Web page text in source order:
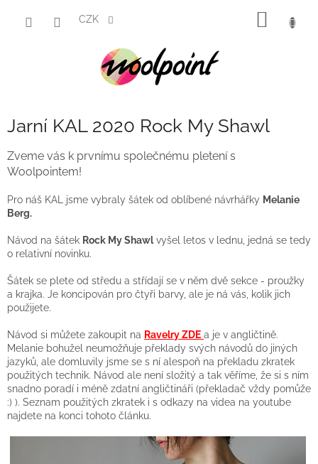
CZK
Jarní KAL 2020 Rock My Shawl
Zveme vás k prvnímu společnému pletení s
Woolpointem!
Pro náš KAL jsme vybraly šátek od oblíbené návrhářky Melanie
Berg.
Návod na šátek Rock My Shawlvyšel letos v lednu, jedná se tedy
o relativní novinku.
Šátek se plete od středu a střídají se v něm dvě sekce - proužky
a krajka. Je koncipován pro čtyři barvy, ale je ná vás, kolik jich
použijete.
Návod si můžete zakoupit na Ravelry ZDE a je v angličtině.
Melanie bohužel neumožňuje překlady svých návodů do jiných
jazyků, ale domluvily jsme se s ní alespoň na překladu zkratek
použitých technik. Návod ale není složitý a tak věříme, že si s ním
snadno poradí i méně zdatní angličtináři (překladač vždy pomůže
:) ). Seznam použitých zkratek i s odkazy na videa na youtube
najdete na konci tohoto článku.